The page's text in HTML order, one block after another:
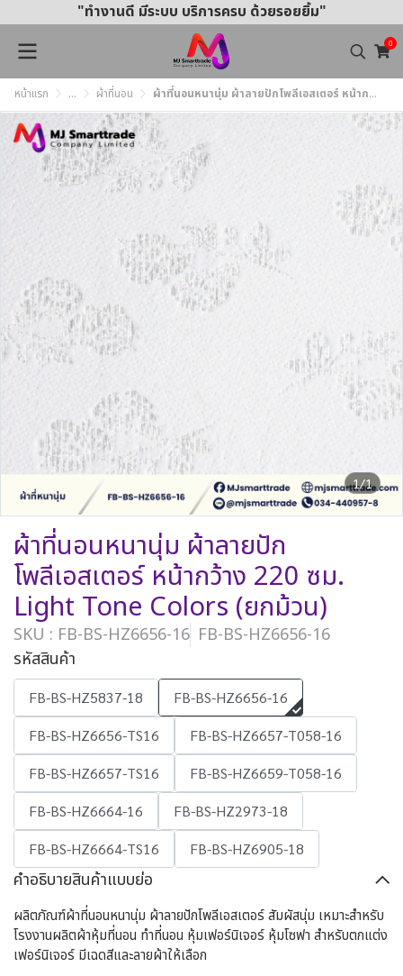
"ทำงานดี มีระบบ บริการครบ ด้วยรอยยิ้ม"
0
หน้าแรก ... ผ้าที่นอน ผ้าที่นอนหนานุ่ม ผ้าลายปักโพลีเอสเตอร์ หน้ากว้าง 220 ซม. Light Tone Colors (ยกม้วน)
1/1
ผ้าที่นอนหนานุ่ม ผ้าลายปัก
โพลีเอสเตอร์ หน้ากว้าง 220 ซม.
Light Tone Colors (ยกม้วน)
SKU : FB-BS-HZ6656-16 FB-BS-HZ6656-16
รหัสสินค้า
FB-BS-HZ5837-18
FB-BS-HZ6656-16
FB-BS-HZ6656-TS16
FB-BS-HZ6657-T058-16
FB-BS-HZ6657-TS16
FB-BS-HZ6659-T058-16
FB-BS-HZ6664-16
FB-BS-HZ2973-18
FB-BS-HZ6664-TS16
FB-BS-HZ6905-18
คำอธิบายสินค้าแบบย่อ
ผลิตภัณฑ์ผ้าที่นอนหนานุ่ม ผ้าลายปักโพลีเอสเตอร์ สัมผัสนุ่ม เหมาะสำหรับ
โรงงานผลิตผ้าหุ้มที่นอน ทำที่นอน หุ้มเฟอร์นิเจอร์ หุ้มโซฟา สำหรับตกแต่ง
เฟอร์นิเจอร์ มีเฉดสีและลายผ้าให้เลือก